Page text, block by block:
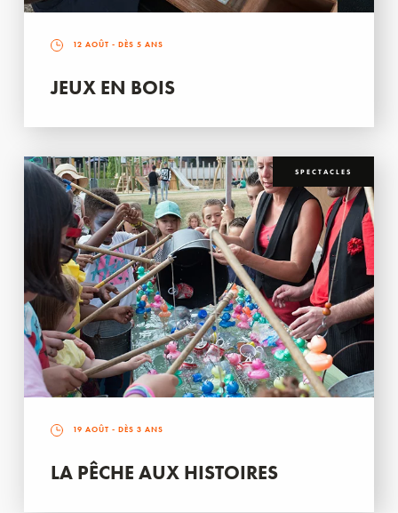
12 AOÛT - DÈS 5 ANS
JEUX EN BOIS
SPECTACLES
19 AOÛT - DÈS 3 ANS
LA PÊCHE AUX HISTOIRES